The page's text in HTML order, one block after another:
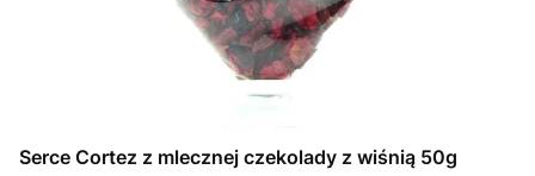
Serce Cortez z mlecznej czekolady z wiśnią 50g